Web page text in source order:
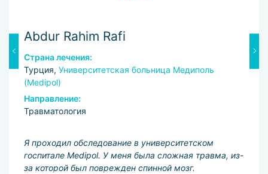
Abdur Rahim Rafi
Страна лечения:
Турция, Университетская больница Медиполь
(Medipol)
Направление:
Травматология
Я проходил обследование в университетском
госпитале Medipol. У меня была сложная травма, из-
за которой был поврежден спинной мозг.